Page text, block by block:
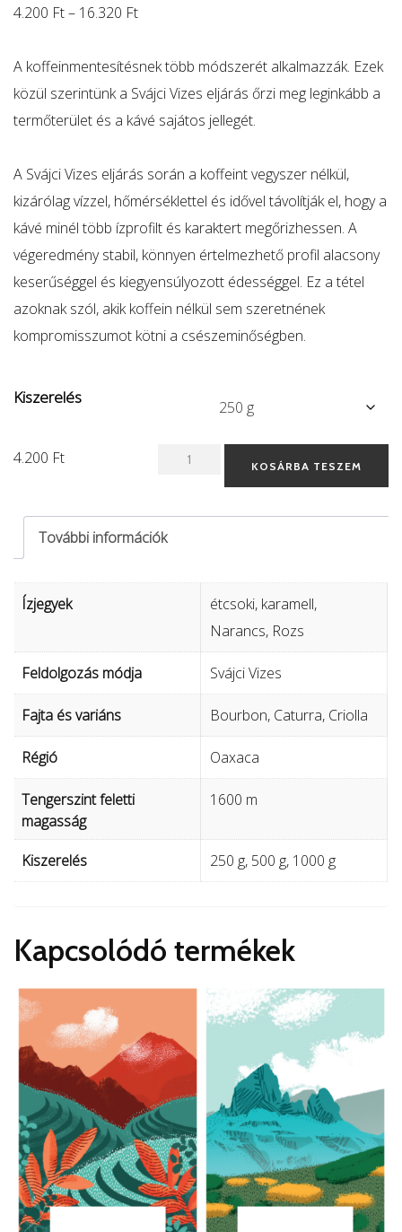
4.200 Ft– 16.320 FtÁrtartomány:
-
16.320 Ft
A koffeinmentesítésnek több módszerét alkalmazzák. Ezek
közül szerintünk a Svájci Vizes eljárás őrzi meg leginkább a
termőterület és a kávé sajátos jellegét.
A Svájci Vizes eljárás során a koffeint vegyszer nélkül,
kizárólag vízzel, hőmérséklettel és idővel távolítják el, hogy a
kávé minél több ízprofilt és karaktert megőrizhessen. A
végeredmény stabil, könnyen értelmezhető profil alacsony
keserűséggel és kiegyensúlyozott édességgel. Ez a tétel
azoknak szól, akik koffein nélkül sem szeretnének
kompromisszumot kötni a csészeminőségben.
Kiszerelés
4.200 Ft
Koffeinmentes
Svájci
KOSÁRBA TESZEM
További információk
Ízjegyek
étcsoki, karamell,
Narancs, Rozs
Feldolgozás módja Svájci Vizes
Fajta és variáns Bourbon, Caturra, Criolla
Régió Oaxaca
Tengerszint feletti
magasság
1600 m
Kiszerelés 250 g, 500 g, 1000 g
Kapcsolódó termékek